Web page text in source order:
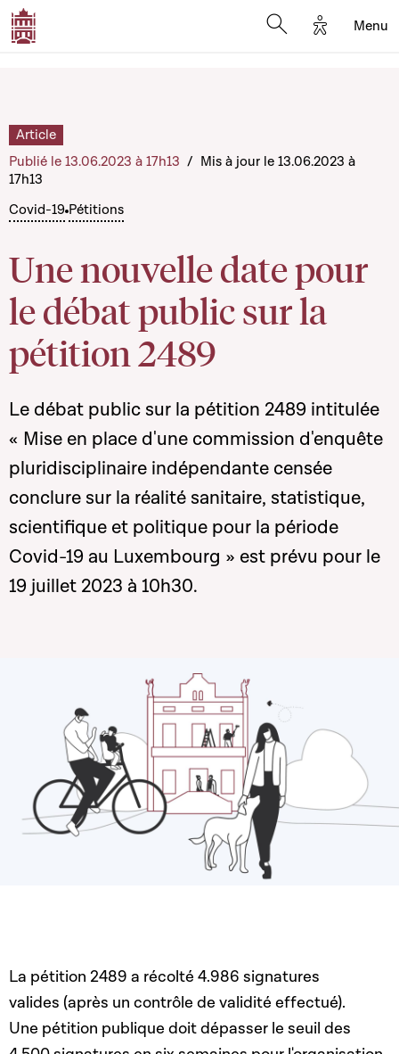
Options
Menu
Covid-19 Pétitions
Une nouvelle date pour
le débat public sur la
pétition 2489
Article
Publié le 13.06.2023 à 17h13 / Mis à jour le 13.06.2023 à
17h13
Le débat public sur la pétition 2489 intitulée
« Mise en place d'une commission d'enquête
pluridisciplinaire indépendante censée
conclure sur la réalité sanitaire, statistique,
scientifique et politique pour la période
Covid-19 au Luxembourg » est prévu pour le
19 juillet 2023 à 10h30.
La pétition 2489 a récolté 4.986 signatures
valides (après un contrôle de validité effectué).
Une pétition publique doit dépasser le seuil des